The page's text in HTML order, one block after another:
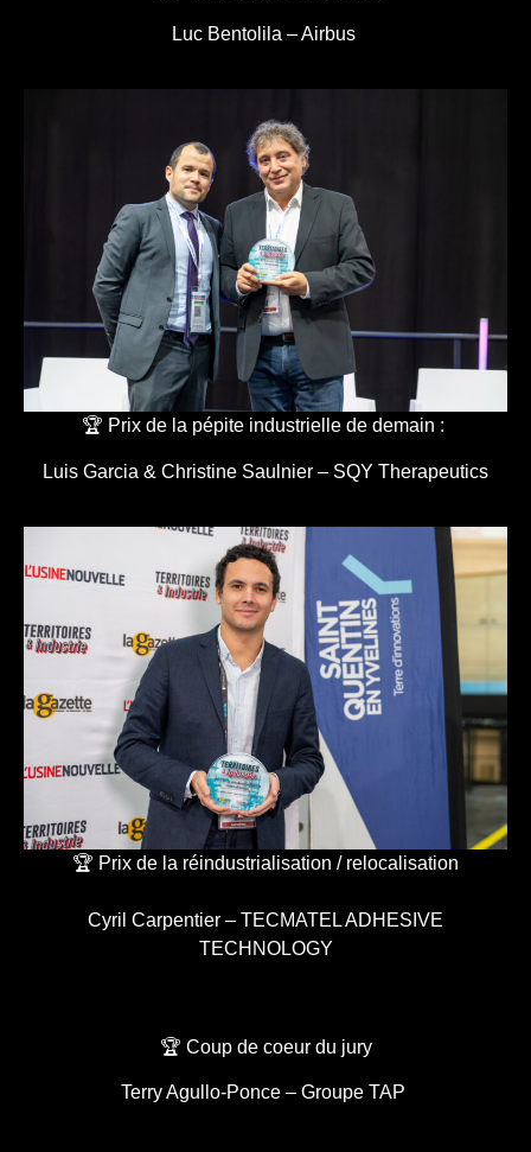
Luc Bentolila – Airbus
🏆 Prix de la pépite industrielle de demain :
Luis Garcia & Christine Saulnier – SQY Therapeutics
🏆 Prix de la réindustrialisation / relocalisation
Cyril Carpentier – TECMATEL ADHESIVE
TECHNOLOGY
🏆 Coup de coeur du jury
Terry Agullo-Ponce – Groupe TAP